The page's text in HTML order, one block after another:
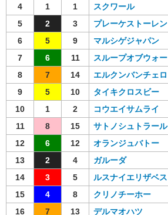
4
1 1 スクワール
5
2 3 プレーケストーレン
6
5 9 マルシゲジャパン
7
6 11 スループオブウォー
8
7 14 エルクンバンチェロ
9
5 10 タイキクロスビー
10
1 2 コウエイサムライ
11
8 15 サトノシュトラール
12
6 12 オランジュバトー
13
2 4 ガルーダ
14
3 5 ルスナイエリザベス
15
4 8 クリノチーホー
16
7 13 デルマオハツ